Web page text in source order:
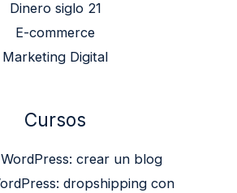
Dinero siglo 21
E-commerce
Marketing Digital
Cursos
crear un blog
dropshipping con